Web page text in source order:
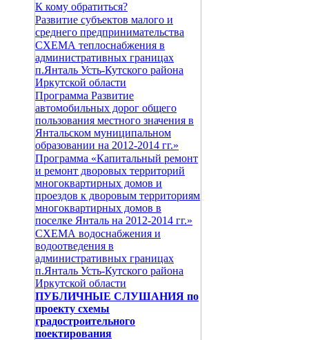
К кому обратиться?
Развитие субъектов малого и
среднего предпринимательства
СХЕМА теплоснабжения в
административных границах
п.Янталь Усть-Кутского района
Иркутской области
Программа Развитие
автомобильных дорог общего
пользования местного значения в
Янтальском муниципальном
образовании на 2012-2014 гг.»
Программа «Капитальный ремонт
и ремонт дворовых территорий
многоквартирных домов и
проездов к дворовым территориям
многоквартирных домов в
поселке Янталь на 2012-2014 гг.»
СХЕМА водоснабжения и
водоотведения в
административных границах
п.Янталь Усть-Кутского района
Иркутской области
ПУБЛИЧНЫЕ СЛУШАНИЯ по
проекту схемы
градостроительного
поектирования